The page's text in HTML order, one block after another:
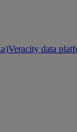
Veracity data